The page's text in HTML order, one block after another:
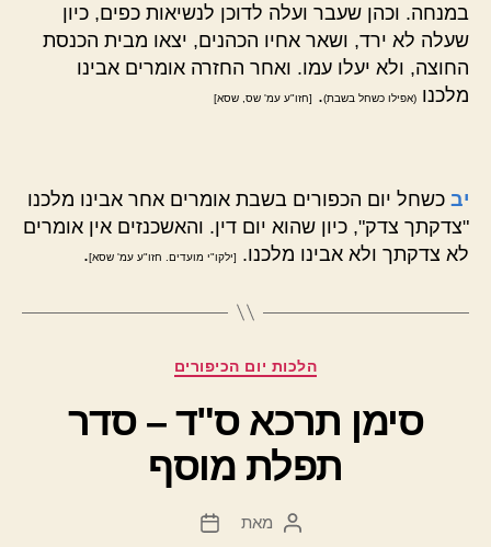
במנחה. וכהן שעבר ועלה לדוכן לנשיאות כפים, כיון
שעלה לא ירד, ושאר אחיו הכהנים, יצאו מבית הכנסת
החוצה, ולא יעלו עמו. ואחר החזרה אומרים אבינו
מלכנו (אפילו כשחל בשבת). [חזו"ע עמ' שס, שסא]
יב כשחל יום הכפורים בשבת אומרים אחר אבינו מלכנו
"צדקתך צדק", כיון שהוא יום דין. והאשכנזים אין אומרים
לא צדקתך ולא אבינו מלכנו.
[ילקו"י מועדים. חזו"ע עמ' שסא].
קטגוריות
הלכות יום הכיפורים
סימן תרכא ס"ד – סדר
תפלת מוסף
המחבר
מאת
תאריך